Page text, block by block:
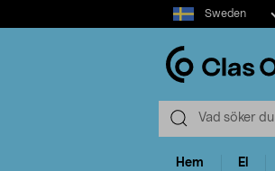
Select
market
Sweden
Hem El